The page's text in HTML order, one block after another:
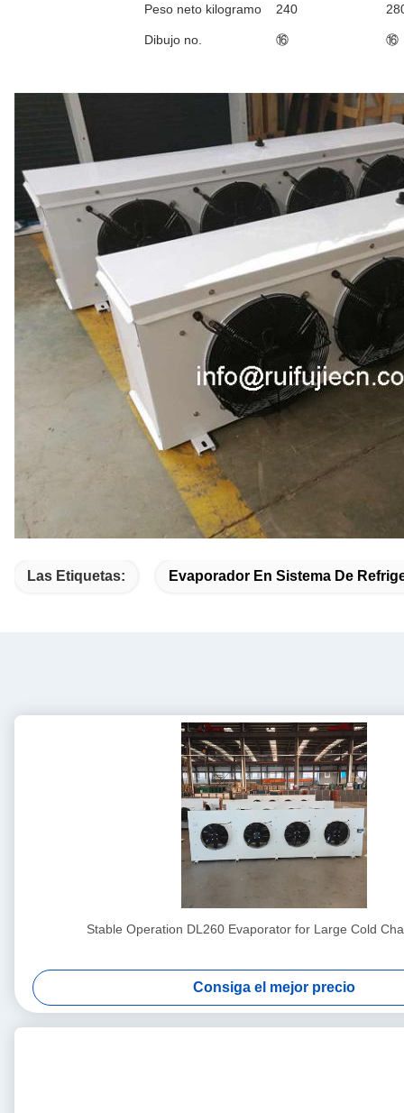
Peso neto kilogramo 240
Dibujo no. ⑯ ⑯
Las Etiquetas: Evaporador En Sistema De
Stable Operation DL260 Evaporator for Large Cold
Consiga el mejor precio